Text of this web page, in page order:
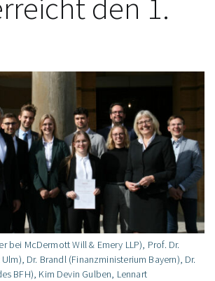
bei McDermott Will & Emery LLP), Prof. Dr.
Dr. Brandl (Finanzministerium Bayern), Dr.
BFH), Kim Devin Gulben, Lennart